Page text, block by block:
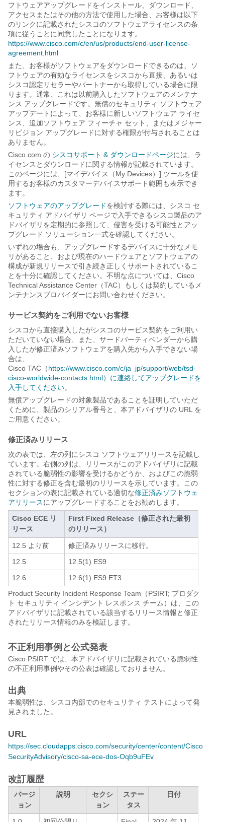
フトウェアアップグレードをインストール、ダウンロード、
アクセスまたはその他の方法で使用した場合、お客様は以下
のリンクに記載されたシスコのソフトウェアライセンスの条
項に従うことに同意したことになります。
https://www.cisco.com/c/en/us/products/end-user-license-
agreement.html
また、お客様がソフトウェアをダウンロードできるのは、ソ
フトウェアの有効なライセンスをシスコから直接、あるいは
シスコ認定リセラーやパートナーから取得している場合に限
ります。通常、これは以前購入したソフトウェアのメンテナ
ンス アップグレードです。無償のセキュリティ ソフトウェア
アップデートによって、お客様に新しいソフトウェア ライセ
ンス、追加ソフトウェア フィーチャ セット、またはメジャー
リビジョン アップグレードに対する権限が付与されることは
ありません。
Cisco.com の シスコサポート & ダウンロードページには、ラ
イセンスとダウンロードに関する情報が記載されています。
このページには、[マイデバイス（My Devices）] ツールを使
用するお客様のカスタマーデバイスサポート範囲も表示でき
ます。
ソフトウェアのアップグレードを検討する際には、シスコ セ
キュリティ アドバイザリ ページで入手できるシスコ製品のア
ドバイザリを定期的に参照して、侵害を受ける可能性とアッ
プグレード ソリューション一式を確認してください。
いずれの場合も、アップグレードするデバイスに十分なメモ
リがあること、および現在のハードウェアとソフトウェアの
構成が新規リリースで引き続き正しくサポートされているこ
とを十分に確認してください。不明な点については、Cisco
Technical Assistance Center（TAC）もしくは契約しているメ
ンテナンスプロバイダーにお問い合わせください。
サービス契約をご利用でないお客様
シスコから直接購入したがシスコのサービス契約をご利用い
ただいていない場合、また、サードパーティベンダーから購
入したが修正済みソフトウェアを購入先から入手できない場
合は、
Cisco TAC（https://www.cisco.com/c/ja_jp/support/web/tsd-
cisco-worldwide-contacts.html）に連絡してアップグレードを
入手してください。
無償アップグレードの対象製品であることを証明していただ
くために、製品のシリアル番号と、本アドバイザリの URL を
ご用意ください。
修正済みリリース
次の表では、左の列にシスコ ソフトウェアリリースを記載し
ています。右側の列は、リリースがこのアドバイザリに記載
されている脆弱性の影響を受けるかどうか、およびこの脆弱
性に対する修正を含む最初のリリースを示しています。この
セクションの表に記載されている適切な修正済みソフトウェ
アリリースにアップグレードすることをお勧めします。
Cisco ECE リ
リース
First Fixed Release（修正された最初
のリリース）
12.5 より前
修正済みリリースに移行。
12.5
12.5(1) ES9
12.6
12.6(1) ES9 ET3
Product Security Incident Response Team（PSIRT; プロダク
ト セキュリティ インシデント レスポンス チーム）は、この
アドバイザリに記載されている該当するリリース情報と修正
されたリリース情報のみを検証します。
不正利用事例と公式発表
Cisco PSIRT では、本アドバイザリに記載されている脆弱性
の不正利用事例やその公表は確認しておりません。
出典
本脆弱性は、シスコ内部でのセキュリティ テストによって発
見されました。
URL
https://sec.cloudapps.cisco.com/security/center/content/Cisco
SecurityAdvisory/cisco-sa-ece-dos-Oqb9uFEv
改訂履歴
バージ
ョン
説明
セクシ
ョン
ステー
タス
日付